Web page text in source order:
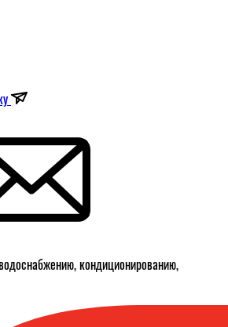
кондиционированию,